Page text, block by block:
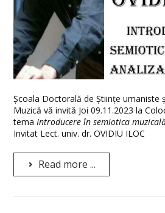
Școala Doctorală de Științe umaniste
Muzică vă invită Joi 09.11.2023 la
tema Introducere în semiotica
Invitat Lect. univ. dr. OVIDIU ILOC
Read more ...